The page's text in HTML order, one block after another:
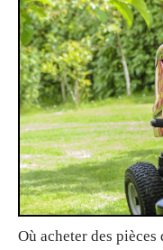
Où acheter des